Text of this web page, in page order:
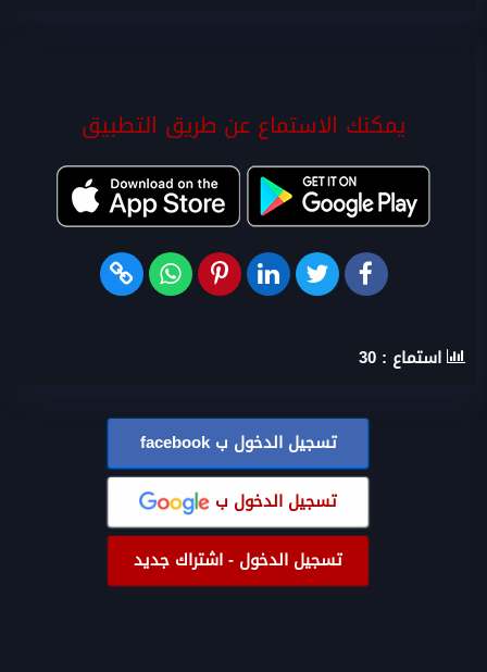
يمكنك الاستماع عن طريق التطبيق
استماع : 30
تسجيل الدخول بfacebook
تسجيل الدخول ب
تسجيل الدخول - اشتراك جديد